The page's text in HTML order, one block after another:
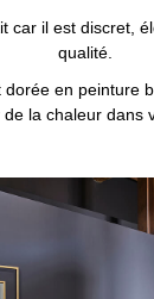
car il est discret,
qualité.
dorée en peinture
la chaleur dans